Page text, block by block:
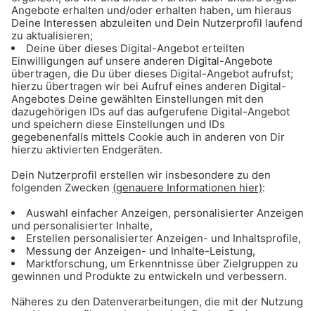
Gehaltsvorstellung und des frühestmöglichen
Eintrittstermins per E-Mail an:
bewerbung@radiogong.de
Radio Gong 96.3 setzt sich für eine wertschätzende
Unternehmenskultur, frei von jeglichen Vorurteilen, ein. Daher
begrüßen wir alle Bewerbungen unabhängig von Herkunft, sexueller
Orientierung, Behinderung, Religion, Alter und Geschlecht.
81677 München